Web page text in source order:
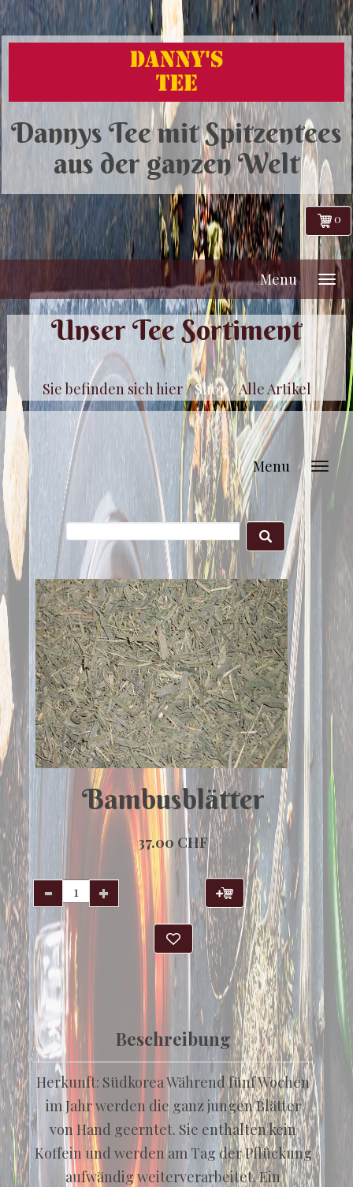
Dannys Tee mit Spitzentees
aus der ganzen Welt
0
Menu
Unser Tee Sortiment
Sie befinden sich hier /Shop/Alle Artikel
Menu
Bambusblätter
37.00 CHF
Beschreibung
Herkunft: Südkorea Während fünf Wochen
im Jahr werden die ganz jungen Blätter
von Hand geerntet. Sie enthalten kein
Koffein und werden am Tag der Pflückung
aufwändig weiterverarbeitet. Ein